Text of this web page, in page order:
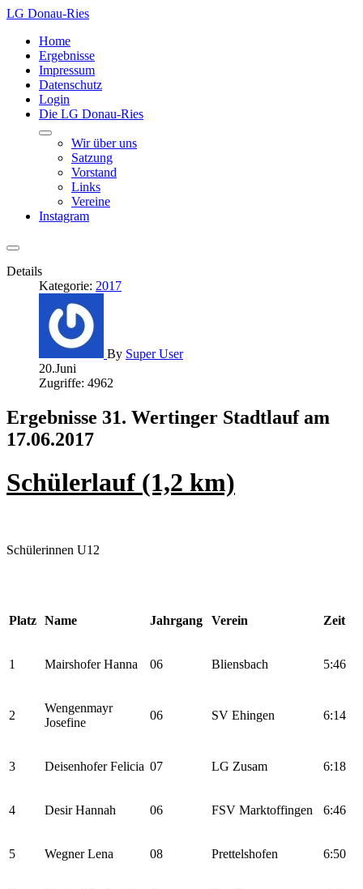
LG Donau-Ries
Home
Ergebnisse
Impressum
Datenschutz
Login
Die LG Donau-Ries
Wir über uns
Satzung
Vorstand
Links
Vereine
Instagram
Details
Kategorie: 2017
By Super User
20.Juni
Zugriffe: 4962
Ergebnisse 31. Wertinger Stadtlauf am
17.06.2017
Schülerlauf (1,2 km)
Schülerinnen U12
Platz Name Jahrgang Verein Zeit
1 Mairshofer Hanna 06 Bliensbach 5:46
2
Wengenmayr
Josefine
06 SV Ehingen 6:14
3 Deisenhofer Felicia 07 LG Zusam 6:18
4 Desir Hannah 06 FSV Marktoffingen 6:46
5 Wegner Lena 08 Prettelshofen 6:50